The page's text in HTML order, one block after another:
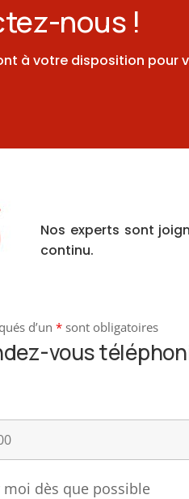
nous !
à votre disposition pour
Nos experts sont
continu.
d’un* sont obligatoires
vous
moi dès que possible